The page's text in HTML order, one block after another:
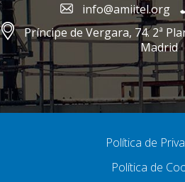
info@amiitel.org
Príncipe de Vergara, 74. 2ª
Madrid
Política de
Política de